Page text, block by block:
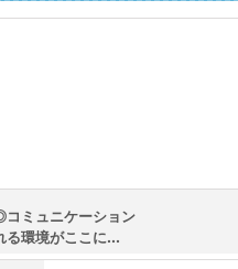
ミュニケーション
る環境がここに...